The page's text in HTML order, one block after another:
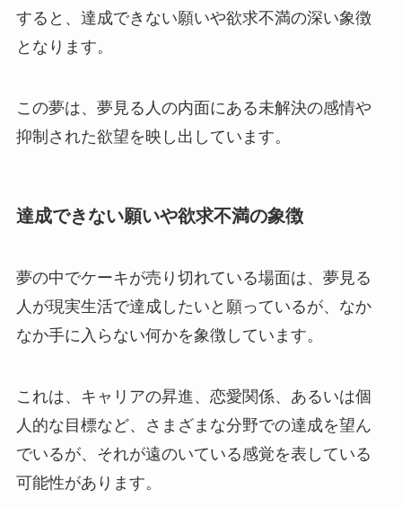
すると、達成できない願いや欲求不満の深い象徴
となります。
この夢は、夢見る人の内面にある未解決の感情や
抑制された欲望を映し出しています。
達成できない願いや欲求不満の象徴
夢の中でケーキが売り切れている場面は、夢見る
人が現実生活で達成したいと願っているが、なか
なか手に入らない何かを象徴しています。
これは、キャリアの昇進、恋愛関係、あるいは個
人的な目標など、さまざまな分野での達成を望ん
でいるが、それが遠のいている感覚を表している
可能性があります。